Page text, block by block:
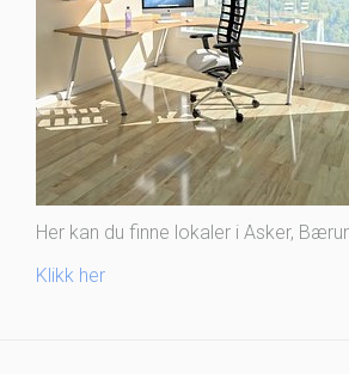
Her kan du finne lokaler i Asker,
Klikk her